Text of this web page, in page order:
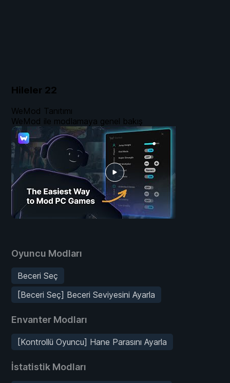
Hileler 22
Oyuncu Modları
Beceri Seç
[Beceri Seç] Beceri Seviyesini Ayarla
Envanter Modları
[Kontrollü Oyuncu] Hane Parasını Ayarla
İstatistik Modları
WeMod Tanıtımı
WeMod ile modlamaya genel bakış